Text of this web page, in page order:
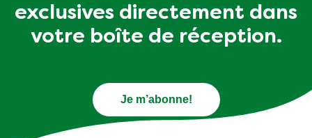
exclusives directement dans
votre boîte de réception.
Je m’abonne!